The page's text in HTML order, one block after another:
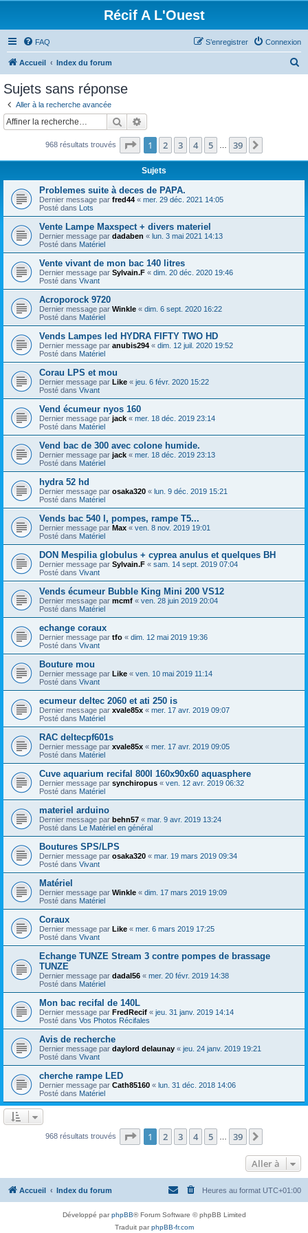
Récif A L'Ouest
FAQ Connexion
S’enregistrer
Accueil Index du forum
c
Sujets sans réponse
Aller à la recherche avancée
Rechercher
968 résultats trouvés Page 1sur39
1 2 3 4 5 39
Sujets
Problemes suite à deces de PAPA.
Dernier message par fred44 « mer. 29 déc. 2021 14:05
Posté dans Lots
Vente Lampe Maxspect + divers materiel
Dernier message par dadaben « lun. 3 mai 2021 14:13
Posté dans Matériel
Vente vivant de mon bac 140 litres
Dernier message par Sylvain.F « dim. 20 déc. 2020 19:46
Posté dans Vivant
Acroporock 9720
Dernier message par Winkle « dim. 6 sept. 2020 16:22
Posté dans Matériel
Vends Lampes led HYDRA FIFTY TWO HD
Dernier message par anubis294 « dim. 12 juil. 2020 19:52
Posté dans Matériel
Corau LPS et mou
Dernier message par Like « jeu. 6 févr. 2020 15:22
Posté dans Vivant
Vend écumeur nyos 160
Dernier message par jack « mer. 18 déc. 2019 23:14
Posté dans Matériel
Vend bac de 300 avec colone humide.
Dernier message par jack « mer. 18 déc. 2019 23:13
Posté dans Matériel
hydra 52 hd
Dernier message par osaka320 « lun. 9 déc. 2019 15:21
Posté dans Matériel
Vends bac 540 l, pompes, rampe T5...
Dernier message par Max « ven. 8 nov. 2019 19:01
Posté dans Matériel
DON Mespilia globulus + cyprea anulus et quelques BH
Dernier message par Sylvain.F « sam. 14 sept. 2019 07:04
Posté dans Vivant
Vends écumeur Bubble King Mini 200 VS12
Dernier message par mcmf « ven. 28 juin 2019 20:04
Posté dans Matériel
echange coraux
Dernier message par tfo « dim. 12 mai 2019 19:36
Posté dans Vivant
Bouture mou
Dernier message par Like « ven. 10 mai 2019 11:14
Posté dans Vivant
ecumeur deltec 2060 et ati 250 is
Dernier message par xvale85x « mer. 17 avr. 2019 09:07
Posté dans Matériel
RAC deltecpf601s
Dernier message par xvale85x « mer. 17 avr. 2019 09:05
Posté dans Matériel
Cuve aquarium recifal 800l 160x90x60 aquasphere
Dernier message par synchiropus « ven. 12 avr. 2019 06:32
Posté dans Matériel
materiel arduino
Dernier message par behn57 « mar. 9 avr. 2019 13:24
Posté dans Le Matériel en général
Boutures SPS/LPS
Dernier message par osaka320 « mar. 19 mars 2019 09:34
Posté dans Vivant
Matériel
Dernier message par Winkle « dim. 17 mars 2019 19:09
Posté dans Matériel
Coraux
Dernier message par Like « mer. 6 mars 2019 17:25
Posté dans Vivant
Echange TUNZE Stream 3 contre pompes de brassage
TUNZE
Dernier message par dadal56 « mer. 20 févr. 2019 14:38
Posté dans Matériel
Mon bac recifal de 140L
Dernier message par FredRecif « jeu. 31 janv. 2019 14:14
Posté dans Vos Photos Récifales
Avis de recherche
Dernier message par daylord delaunay « jeu. 24 janv. 2019 19:21
Posté dans Vivant
cherche rampe LED
Dernier message par Cath85160 « lun. 31 déc. 2018 14:06
Posté dans Matériel
968 résultats trouvés Page 1sur39
1 2 3 4 5 39
Aller à
Accueil Index du forum Heures au format UTC+01:00
Développé parphpBB® Forum Software © phpBB Limited
Traduit parphpBB-fr.com